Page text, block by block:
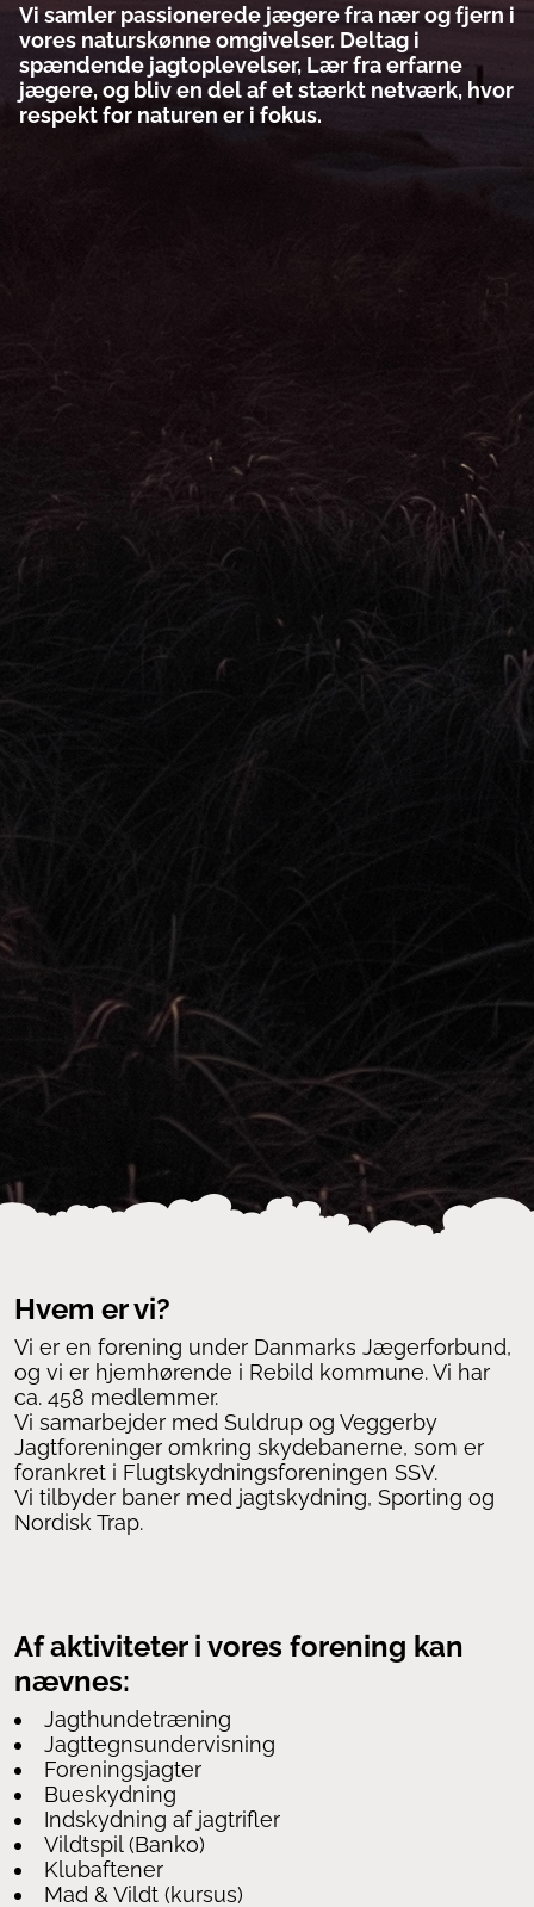
Vi samler passionerede jægere fra nær og fjern i
vores naturskønne omgivelser. Deltag i
spændende jagtoplevelser, Lær fra erfarne
jægere, og bliv en del af et stærkt netværk, hvor
respekt for naturen er i fokus.
Hvem er vi?
Vi er en forening under Danmarks Jægerforbund,
og vi er hjemhørende i Rebild kommune. Vi har
ca. 458 medlemmer.
Vi samarbejder med Suldrup og Veggerby
Jagtforeninger omkring skydebanerne, som er
forankret i Flugtskydningsforeningen SSV.
Vi tilbyder baner med jagtskydning, Sporting og
Nordisk Trap.
Af aktiviteter i vores forening kan
nævnes:
Jagthundetræning
Jagttegnsundervisning
Foreningsjagter
Bueskydning
Indskydning af jagtrifler
Vildtspil (Banko)
Klubaftener
Mad & Vildt (kursus)